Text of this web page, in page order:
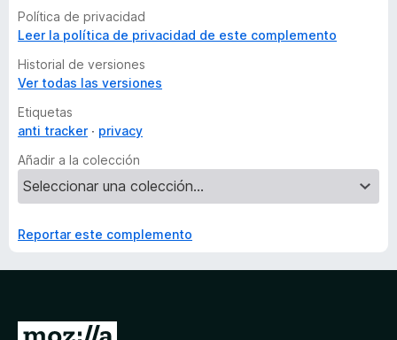
Política de privacidad
Leer la política de privacidad de este complemento
Historial de versiones
Ver todas las versiones
Etiquetas
anti tracker
privacy
Añadir a la colección
Reportar este complemento